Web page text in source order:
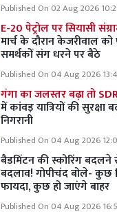
Published On 02 Aug 2026
E-20 पेट्रोल पर सियासी
मार्च के दौरान केजरीवाल
समर्थकों संग धरने पर बैठे
Published On 04 Aug 2026
गंगा का जलस्तर बढ़ा तो
में कांवड़ यात्रियों की सुरक्षा
निगरानी
Published On 04 Aug 2026
बैडमिंटन की स्कोरिंग बदलने
बदलाव! गोपीचंद बोले- कुछ
फायदा, कुछ हो जाएंगे बाहर
Published On 04 Aug 2026